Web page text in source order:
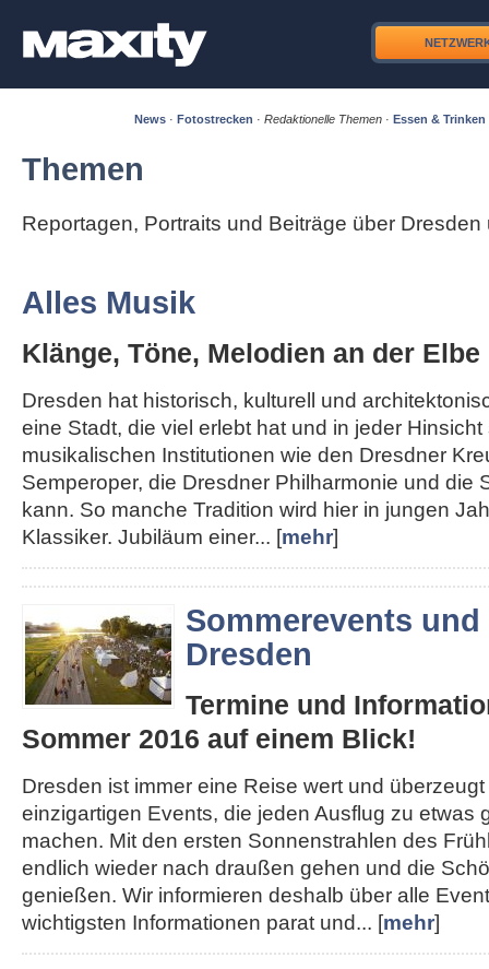
News · Fotostrecken · Redaktionelle Themen · Essen & Trinken
Themen
Reportagen, Portraits und Beiträge über
Alles Musik
Klänge, Töne, Melodien an der Elbe
Dresden hat historisch, kulturell und
eine Stadt, die viel erlebt hat und in jeder
musikalischen Institutionen wie den Dresdner
Semperoper, die Dresdner Philharmonie und die
kann. So manche Tradition wird hier in jungen
Klassiker. Jubiläum einer... [mehr]
Sommerevents
Dresden
Termine und
Sommer 2016 auf einem Blick!
Dresden ist immer eine Reise wert und
einzigartigen Events, die jeden Ausflug zu etwas
machen. Mit den ersten Sonnenstrahlen des
endlich wieder nach draußen gehen und die
genießen. Wir informieren deshalb über alle
wichtigsten Informationen parat und... [mehr]